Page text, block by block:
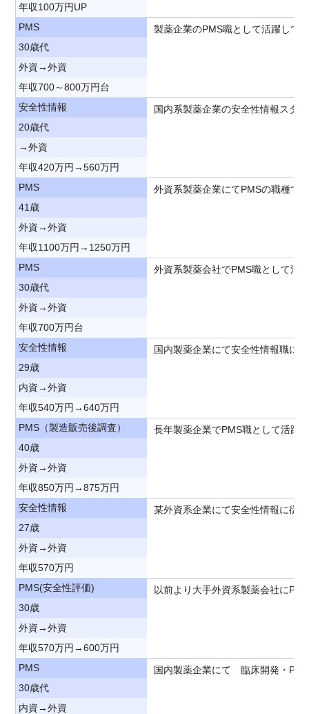
年収100万円UP
PMS
製薬企業のPMS職として活躍して
30歳代
外資→外資
年収700～800万円台
安全性情報
国内系製薬企業の安全性情報スタ
20歳代
→外資
年収420万円→560万円
PMS
外資系製薬企業にてPMSの職種で
41歳
外資→外資
年収1100万円→1250万円
PMS
外資系製薬会社でPMS職として活
30歳代
外資→外資
年収700万円台
安全性情報
国内製薬企業にて安全性情報職に
29歳
内資→外資
年収540万円→640万円
PMS（製造販売後調査）
長年製薬企業でPMS職として活躍
40歳
外資→外資
年収850万円→875万円
安全性情報
某外資系企業にて安全性情報に従
27歳
外資→外資
年収570万円
PMS(安全性評価)
以前より大手外資系製薬会社に
30歳
外資→外資
年収570万円→600万円
PMS
国内製薬企業にて 臨床開発・
30歳代
内資→外資